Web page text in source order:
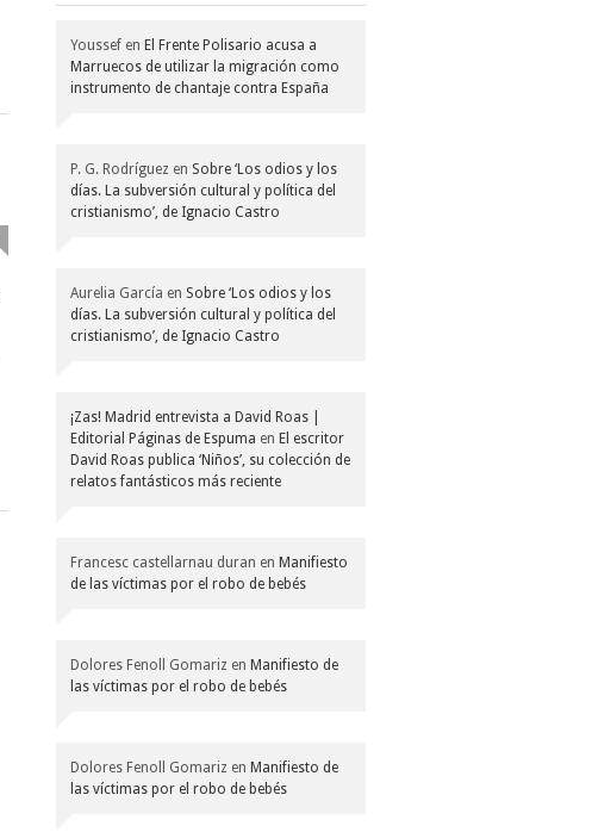
Youssef en El Frente Polisario acusa a
Marruecos de utilizar la migración como
instrumento de chantaje contra España
P. G. Rodríguez en Sobre ‘Los odios y los
días. La subversión cultural y política del
cristianismo’, de Ignacio Castro
Aurelia García en Sobre ‘Los odios y los
días. La subversión cultural y política del
cristianismo’, de Ignacio Castro
¡Zas! Madrid entrevista a David Roas |
Editorial Páginas de Espuma en El escritor
David Roas publica ‘Niños’, su colección de
relatos fantásticos más reciente
Francesc castellarnau duran en Manifiesto
de las víctimas por el robo de bebés
Dolores Fenoll Gomariz en Manifiesto de
las víctimas por el robo de bebés
Dolores Fenoll Gomariz en Manifiesto de
las víctimas por el robo de bebés